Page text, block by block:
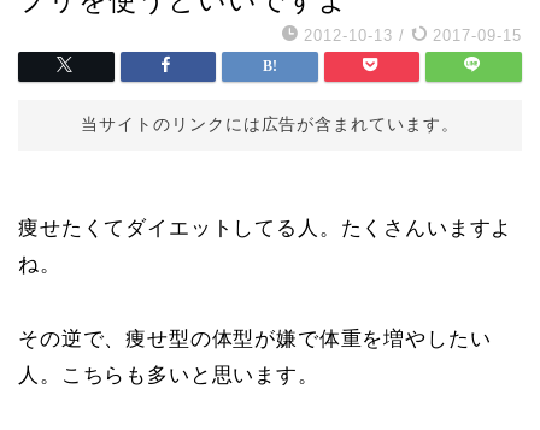
2012-10-13 / 2017-09-15
当サイトのリンクには広告が含まれています。
痩せたくてダイエットしてる人。たくさんいますよ
ね。
その逆で、痩せ型の体型が嫌で体重を増やしたい
人。こちらも多いと思います。